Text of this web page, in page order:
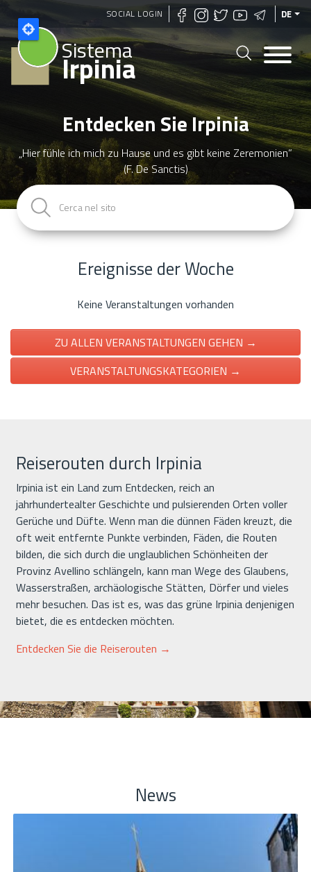
Direkt
zum
Inhalt
SOCIAL LOGIN DE
Sistema
Irpinia
Entdecken Sie Irpinia
„Hier fühle ich mich zu Hause und es gibt keine Zeremonien“
(F. De Sanctis)
Ereignisse der Woche
Keine Veranstaltungen vorhanden
ZU ALLEN VERANSTALTUNGEN GEHEN →
VERANSTALTUNGSKATEGORIEN →
Reiserouten durch Irpinia
Irpinia ist ein Land zum Entdecken, reich an
jahrhundertealter Geschichte und pulsierenden Orten voller
Gerüche und Düfte. Wenn man die dünnen Fäden kreuzt, die
oft weit entfernte Punkte verbinden, Fäden, die Routen
bilden, die sich durch die unglaublichen Schönheiten der
Provinz Avellino schlängeln, kann man Wege des Glaubens,
Wasserstraßen, archäologische Stätten, Dörfer und vieles
mehr besuchen. Das ist es, was das grüne Irpinia denjenigen
bietet, die es entdecken möchten.
Entdecken Sie die Reiserouten →
News